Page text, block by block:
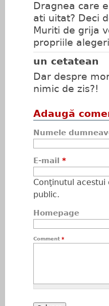
Dragnea care
ati uitat? Deci
Muriti de grija
propriile
un cetatean
Dar despre
nimic de zis?!
Adaugă
Numele
E-mail *
Conţinutul
public.
Homepage
Comment *